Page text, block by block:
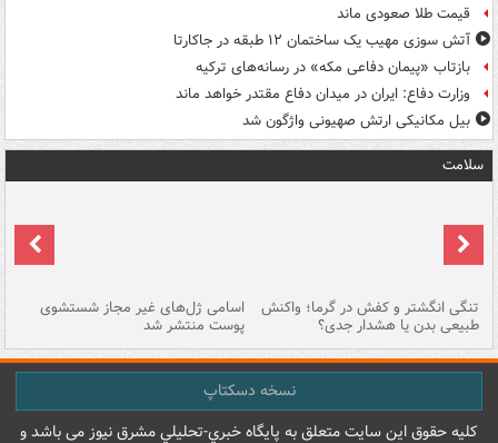
قیمت طلا صعودی ماند
آتش سوزی مهیب یک ساختمان ۱۲ طبقه در جاکارتا
بازتاب «پیمان دفاعی مکه» در رسانه‌های ترکیه
وزارت دفاع: ایران در میدان دفاع مقتدر خواهد ماند
بیل مکانیکی ارتش صهیونی واژگون شد
سلامت
تنگی انگشتر و کفش در گرما؛ واکنش
طبیعی بدن یا هشدار جدی؟
اسامی ژل‌های غیر مجاز شستشوی
پوست منتشر شد
نسخه دسکتاپ
کليه حقوق اين سايت متعلق به پایگاه خبري-تحليلي مشرق نيوز می باشد و